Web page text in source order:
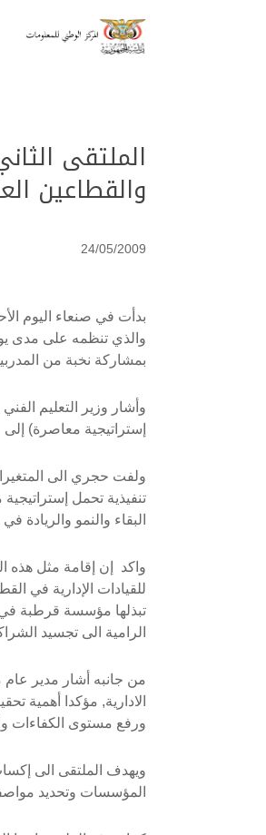
الملتقى
والقطاعين
24/05/2009
بدأت في صنعاء اليوم
والذي تنظمه على مدى
بمشاركة نخبة من
وأشار وزير التعليم
إستراتيجية معاصرة)
ولفت حجري الى
تنفيذية تحمل
البقاء والنمو
واكد إن إقامة مثل هذه
للقيادات الإدارية في
تبذلها مؤسسة قرطبة في
الرامية الى تجسيد
من جانبه أشار مدير عام
الادارية, مؤكدا أهمية
ورفع مستوى الكفاءات
المؤسسات وتحديد